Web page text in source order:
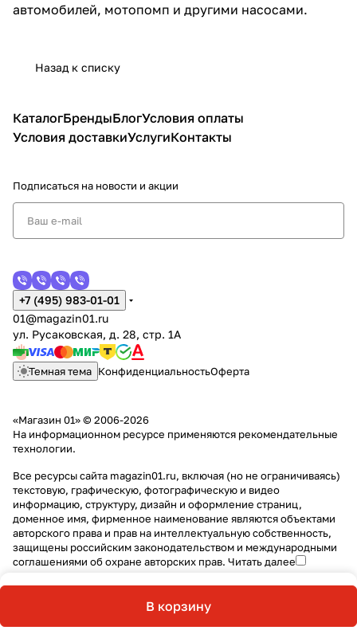
автомобилей, мотопомп и другими насосами.
Назад к списку
В корзину
КаталогБрендыБлогУсловия оплаты
Условия доставкиУслугиКонтакты
Подписаться на новости и акции
+7 (495) 983-01-01
01@magazin01.ru
ул. Русаковская, д. 28, стр. 1А
Темная тема КонфиденциальностьОферта
«Магазин 01» © 2006-2026
На информационном ресурсе применяются рекомендательные
технологии.
Все ресурсы сайта magazin01.ru, включая (но не ограничиваясь)
текстовую, графическую, фотографическую и видео
информацию, структуру, дизайн и оформление страниц,
доменное имя, фирменное наименование являются объектами
авторского права и прав на интеллектуальную собственность,
защищены российским законодательством и международными
соглашениями об охране авторских прав. Читать далее